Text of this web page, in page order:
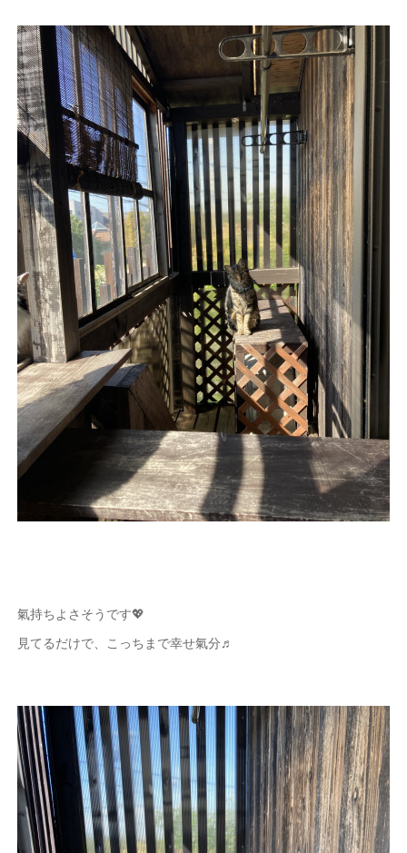
氣持ちよさそうです💖
見てるだけで、こっちまで幸せ氣分♬